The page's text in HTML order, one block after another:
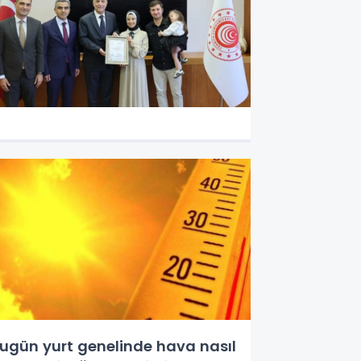
yurt genelinde hava nasıl